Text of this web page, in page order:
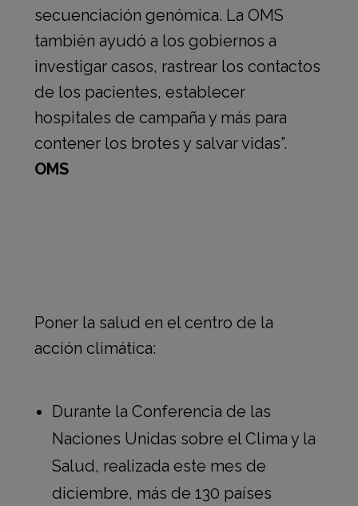
secuenciación genómica. La OMS
también ayudó a los gobiernos a
investigar casos, rastrear los contactos
de los pacientes, establecer
hospitales de campaña y más para
contener los brotes y salvar vidas”.
OMS
Poner la salud en el centro de la
acción climática:
Durante la Conferencia de las
Naciones Unidas sobre el Clima y la
Salud, realizada este mes de
diciembre, más de 130 países